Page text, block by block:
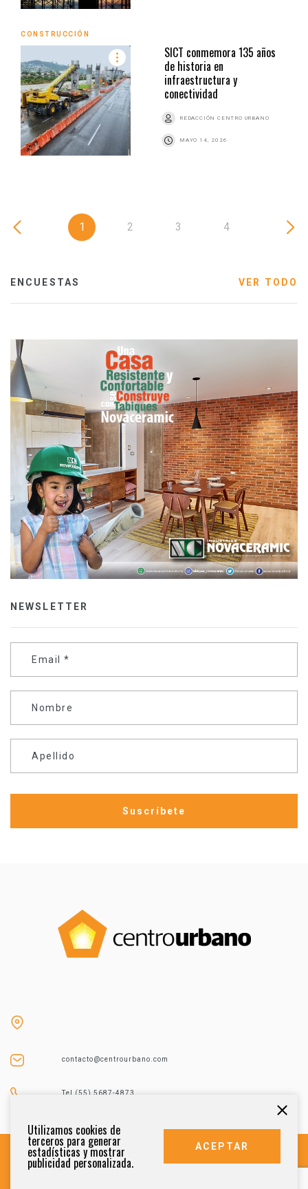
CONSTRUCCIÓN
SICT conmemora 135 años
de historia en
infraestructura y
conectividad
REDACCIÓN CENTRO URBANO
MAYO 14, 2026
1 2 3 4
ENCUESTAS VER TODO
NEWSLETTER
Email *
Nombre
Apellido
contacto@centrourbano.com
Tel (55) 5687-4873
Utilizamos cookies de
terceros para generar
estadísticas y mostrar
publicidad personalizada.
ACEPTAR